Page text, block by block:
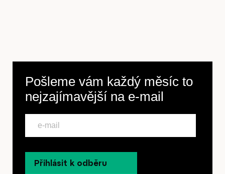
Pošleme vám každý měsíc to
nejzajímavější na e-mail
Přihlásit k odběru